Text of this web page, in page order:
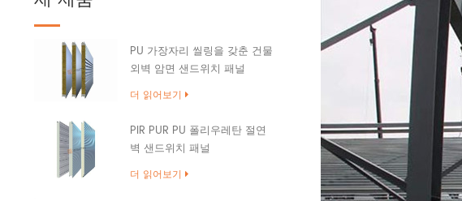
PU 가장자리 씰링을 갖춘 건물
외벽 암면 샌드위치 패널
더 읽어보기
PIR PUR PU 폴리우레탄 절연
벽 샌드위치 패널
더 읽어보기